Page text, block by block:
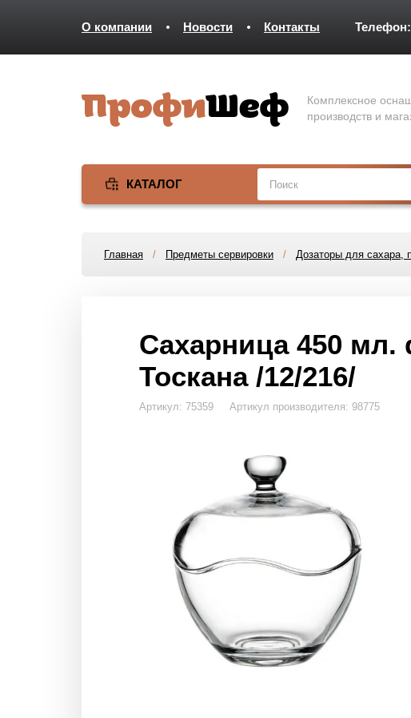
О компании Новости Контакты Телефон:
Комплексное
производств и
КАТАЛОГ
Главная / Предметы сервировки / Дозаторы для сахара,
Сахарница 450 мл.
Тоскана /12/216/
Артикул: 75359 Артикул производителя: 98775